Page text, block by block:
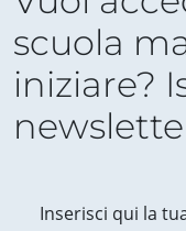
scuola
iniziare?
Inserisci qui la